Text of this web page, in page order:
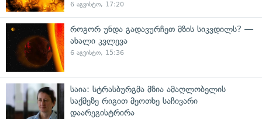
6 აგვისტო, 17:20
როგორ უნდა გადავურჩეთ მზის სიკვდილს? —
ახალი კვლევა
6 აგვისტო, 15:36
საია: სტრასბურგმა მზია ამაღლობელის
საქმეზე რიგით მეოთხე საჩივარი
დაარეგისტრირა